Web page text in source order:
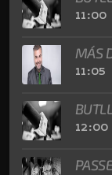
11:00
MÁS
11:05
12:00